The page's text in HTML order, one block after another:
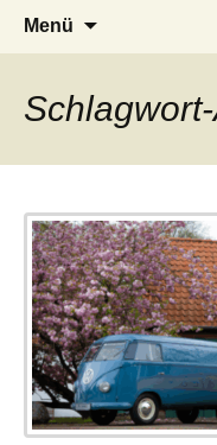
LUCKX
– das Magazin
Menü